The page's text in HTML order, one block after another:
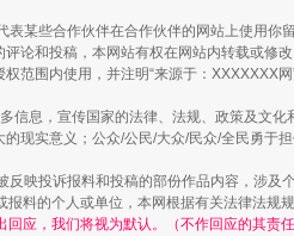
用生命托举
某些合作伙伴在合作伙伴的网站上使用你
论和投稿，本网站有权在网站内转载或修
范围内使用，并注明“来源于：XXXXXXX网
信息，宣传国家的法律、法规、政策及文化
现实意义；公众/公民/大众/民众/全民勇于
映投诉报料和投稿的部份作品内容，涉及
料的个人或单位，本网根据有关法律法规
应，我们将视为默认。（不作回应的其责任